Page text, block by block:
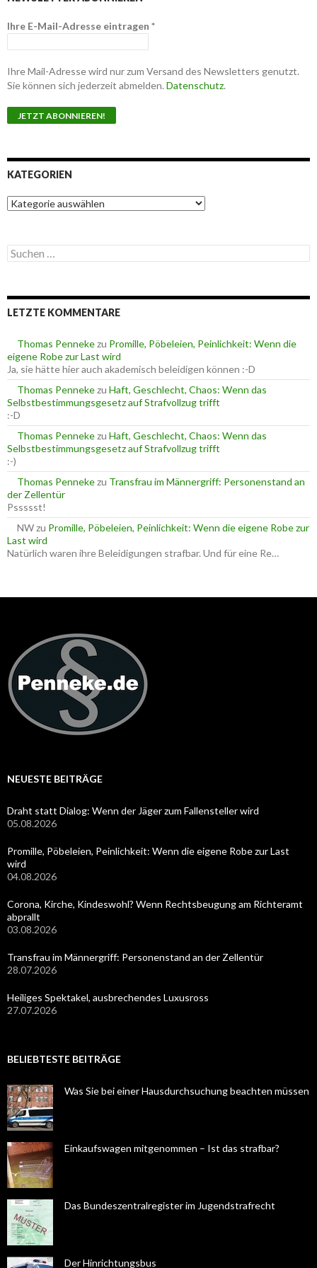
Ihre E-Mail-Adresse eintragen *
Ihre Mail-Adresse wird nur zum Versand des Newsletters genutzt.
Sie können sich jederzeit abmelden. Datenschutz.
KATEGORIEN
K
a
g
o
n
S
u
e
n
c
h
:
LETZTE KOMMENTARE
Thomas Pennekezu Promille, Pöbeleien, Peinlichkeit: Wenn die
eigene Robe zur Last wird
Ja, sie hätte hier auch akademisch beleidigen können :-D
Thomas Pennekezu Haft, Geschlecht, Chaos: Wenn das
Selbstbestimmungsgesetz auf Strafvollzug trifft
:-D
Thomas Pennekezu Haft, Geschlecht, Chaos: Wenn das
Selbstbestimmungsgesetz auf Strafvollzug trifft
:-)
Thomas Pennekezu Transfrau im Männergriff: Personenstand an
der Zellentür
Pssssst!
NWzu Promille, Pöbeleien, Peinlichkeit: Wenn die eigene Robe zur
Last wird
Natürlich waren ihre Beleidigungen strafbar. Und für eine Re…
NEUESTE BEITRÄGE
Draht statt Dialog: Wenn der Jäger zum Fallensteller wird
05.08.2026
Promille, Pöbeleien, Peinlichkeit: Wenn die eigene Robe zur Last
wird
04.08.2026
Corona, Kirche, Kindeswohl? Wenn Rechtsbeugung am Richteramt
abprallt
03.08.2026
Transfrau im Männergriff: Personenstand an der Zellentür
28.07.2026
Heiliges Spektakel, ausbrechendes Luxusross
27.07.2026
BELIEBTESTE BEITRÄGE
Was Sie bei einer Hausdurchsuchung beachten müssen
Einkaufswagen mitgenommen – Ist das strafbar?
Das Bundeszentralregister im Jugendstrafrecht
Der Hinrichtungsbus